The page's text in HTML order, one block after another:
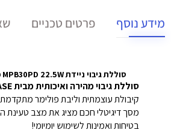
מידע נוסף פרטים טכניים
סוללת גיבוי ניידת MPB30PD 22.5W מבית Miracase
סוללת גיבוי מהירה ואיכותית מבית MIRACASE
קיבולת עוצמתית וליבת פולימר מתקדמת
מסך דיגיטלי חכם מציג את מצב טעינת
בטיחות ואמינות לשימוש יומיומי!